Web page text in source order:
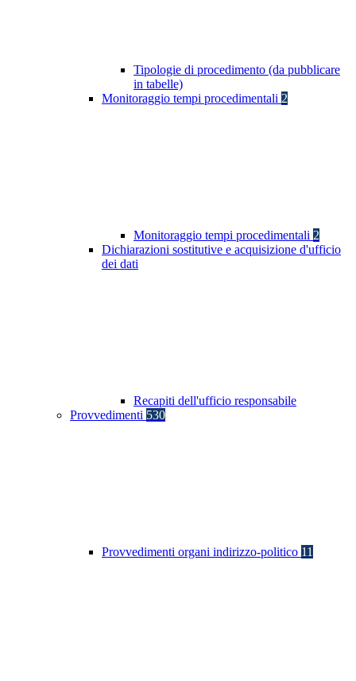
Tipologie di procedimento (da pubblicare
in tabelle)
Monitoraggio tempi procedimentali 2
Monitoraggio tempi procedimentali 2
Dichiarazioni sostitutive e acquisizione d'ufficio
dei dati
Recapiti dell'ufficio responsabile
Provvedimenti 530
Provvedimenti organi indirizzo-politico 11